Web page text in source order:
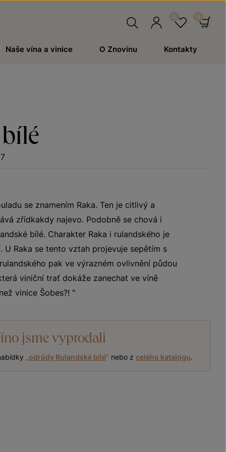
Naše vína a vinice O Znovínu Kontakty
se znamením Raka. Ten je citlivý a
zřídkakdy najevo. Podobně se chová i
bílé. Charakter Raka i rulandského je
U Raka se tento vztah projevuje sepětím s
pak ve výrazném ovlivnění půdou
viniční trať dokáže zanechat ve víně
vinice Šobes?! "
jsme vyprodali
odrůdy Rulandské bílé“ nebo z celého katalogu.